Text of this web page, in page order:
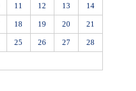
11 12 13 14
18 19 20 21
25 26 27 28